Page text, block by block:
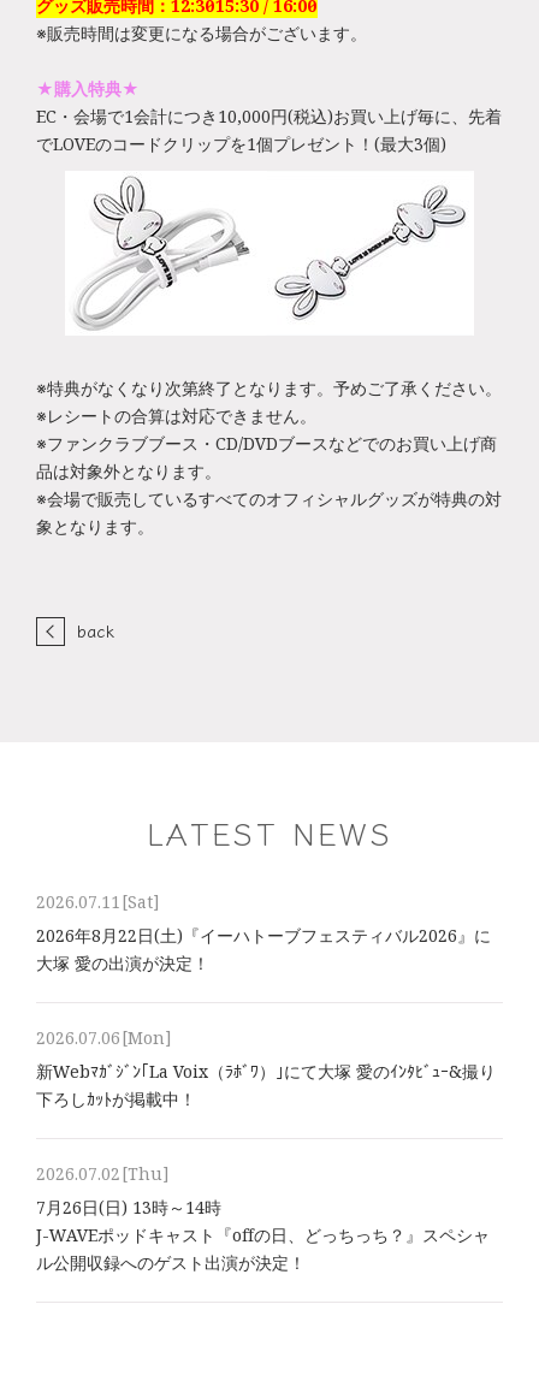
グッズ販売時間：12:30～15:30 / 16:00～
※販売時間は変更になる場合がございます。
★購入特典★
EC・会場で1会計につき10,000円(税込)お買い上げ毎に、先着
でLOVEのコードクリップを1個プレゼント！(最大3個)
※特典がなくなり次第終了となります。予めご了承ください。
※レシートの合算は対応できません。
※ファンクラブブース・CD/DVDブースなどでのお買い上げ商
品は対象外となります。
※会場で販売しているすべてのオフィシャルグッズが特典の対
象となります。
back
LATEST NEWS
2026.07.11[Sat]
2026年8⽉22⽇(土)『イーハトーブフェスティバル2026』に
大塚 愛の出演が決定！
2026.07.06[Mon]
新Webﾏｶﾞｼﾞﾝ｢La Voix（ﾗﾎﾞﾜ）｣にて大塚 愛のｲﾝﾀﾋﾞｭｰ&撮り
下ろしｶｯﾄが掲載中！
2026.07.02[Thu]
7月26日(日) 13時～14時
J-WAVEポッドキャスト『offの日、どっちっち？』スペシャ
ル公開収録へのゲスト出演が決定！